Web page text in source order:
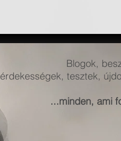
Blogok,
érdekességek, tesztek,
...minden, ami